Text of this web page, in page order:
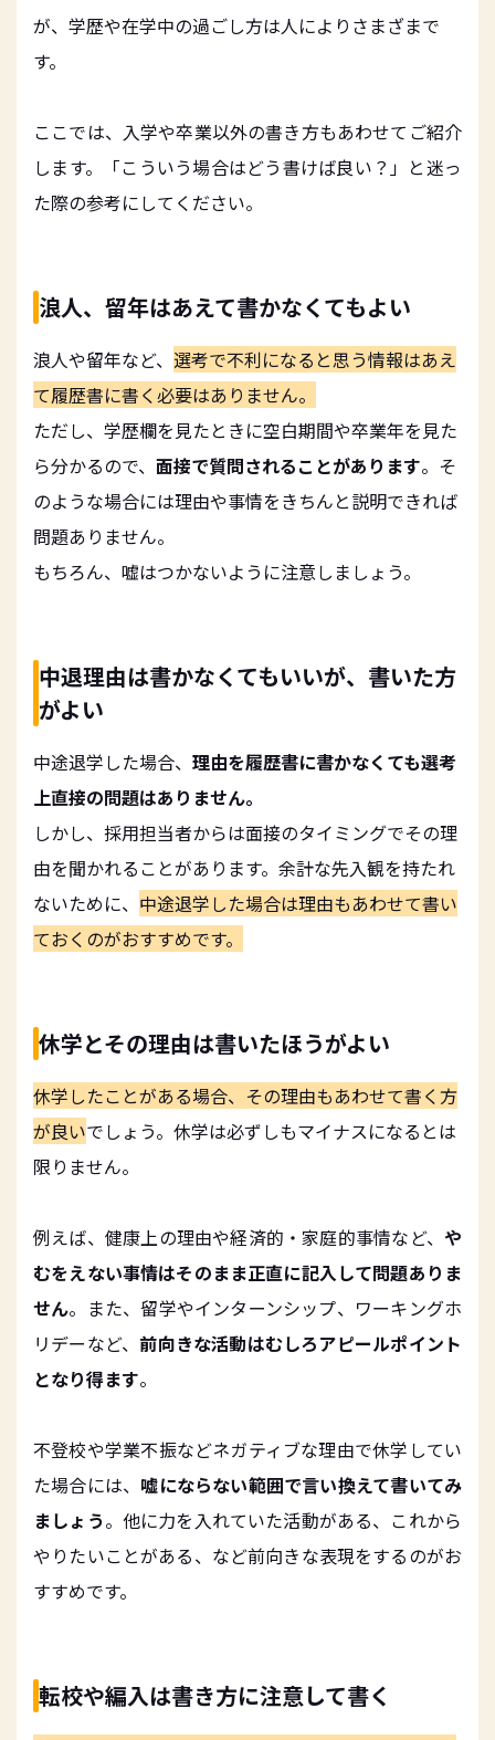
が、学歴や在学中の過ごし方は人によりさまざまで
す。
ここでは、入学や卒業以外の書き方もあわせてご紹介
します。「こういう場合はどう書けば良い？」と迷っ
た際の参考にしてください。
浪人、留年はあえて書かなくてもよい
浪人や留年など、 選考で不利になると思う情報はあえ
て履歴書に書く必要はありません。
ただし、学歴欄を見たときに空白期間や卒業年を見た
ら分かるので、 面接で質問されることがあります。そ
のような場合には理由や事情をきちんと説明できれば
問題ありません。
もちろん、嘘はつかないように注意しましょう。
中退理由は書かなくてもいいが、書いた方
がよい
中途退学した場合、 理由を履歴書に書かなくても選考
上直接の問題はありません。
しかし、採用担当者からは面接のタイミングでその理
由を聞かれることがあります。余計な先入観を持たれ
ないために、 中途退学した場合は理由もあわせて書い
ておくのがおすすめです。
休学とその理由は書いたほうがよい
休学したことがある場合、その理由もあわせて書く方
が良いでしょう。休学は必ずしもマイナスになるとは
限りません。
例えば、健康上の理由や経済的・家庭的事情など、 や
むをえない事情はそのまま正直に記入して問題ありま
せん。また、留学やインターンシップ、ワーキングホ
リデーなど、 前向きな活動はむしろアピールポイント
となり得ます。
不登校や学業不振などネガティブな理由で休学してい
た場合には、 嘘にならない範囲で言い換えて書いてみ
ましょう。他に力を入れていた活動がある、これから
やりたいことがある、など前向きな表現をするのがお
すすめです。
転校や編入は書き方に注意して書く